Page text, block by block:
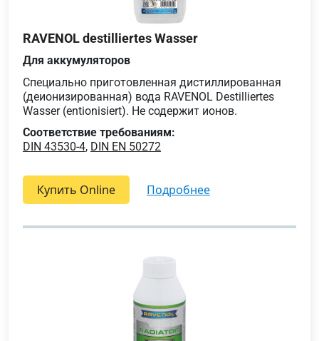
RAVENOL destilliertes Wasser
Для аккумуляторов
Специально приготовленная дистиллированная
(деионизированная) вода RAVENOL Destilliertes
Wasser (entionisiert). Не содержит ионов.
Соответствие требованиям:
DIN 43530-4, DIN EN 50272
Купить Online подробнее